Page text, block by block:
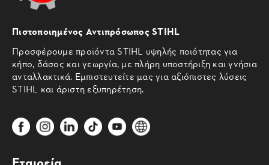
Πιστοποιημένος Αντιπρόσωπος STIHL
Προσφέρουμε προϊόντα STIHL υψηλής ποιότητας για
κήπο, δάσος και γεωργία, με πλήρη υποστήριξη και γνήσια
ανταλλακτικά. Εμπιστευτείτε μας για αξιόπιστες λύσεις
STIHL και άριστη εξυπηρέτηση.